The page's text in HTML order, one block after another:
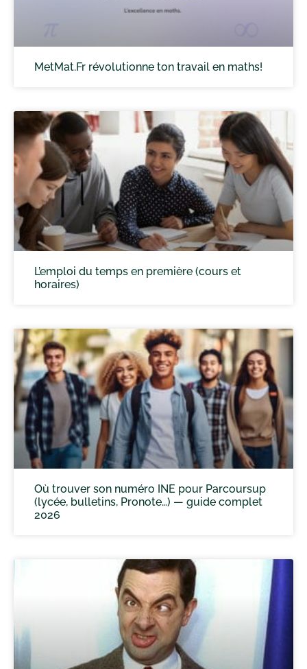
MetMat.Fr révolutionne ton travail en maths!
L’emploi du temps en première (cours et
horaires)
Où trouver son numéro INE pour Parcoursup
(lycée, bulletins, Pronote…) — guide complet
2026